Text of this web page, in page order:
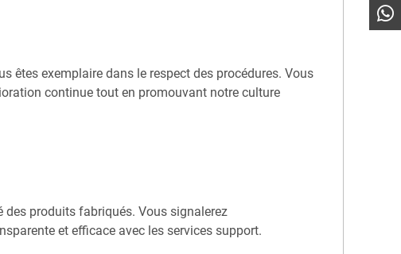
êtes exemplaire dans le respect des procédures. Vous
continue tout en promouvant notre culture
des produits fabriqués. Vous signalerez
et efficace avec les services support.